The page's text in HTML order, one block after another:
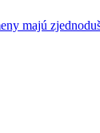
majú